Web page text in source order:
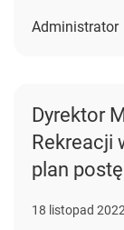
Administrator
Dyrektor
Rekreacji
plan
18 listopad 2022